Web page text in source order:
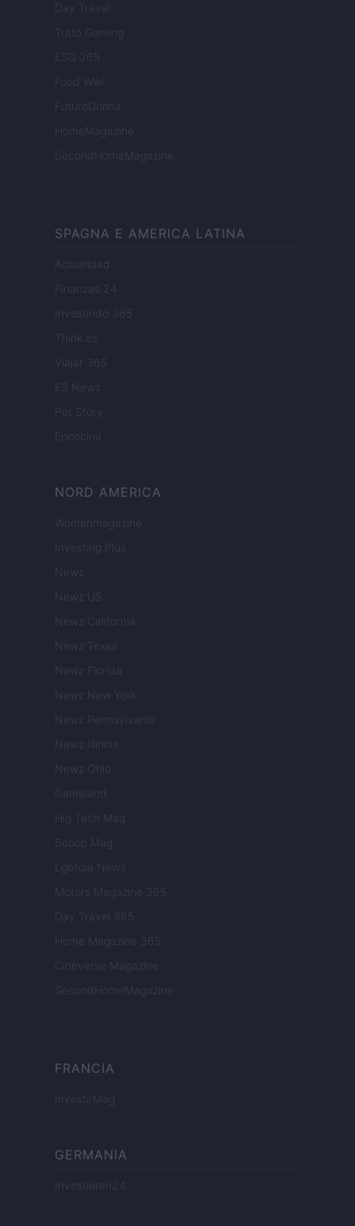
Day Travel
Tutto Gaming
ESG 365
Food Wiki
FuturoDonna
HomeMagazine
SecondHomeMagazine
SPAGNA E AMERICA LATINA
Actualidad
Finanzas 24
Investindo 365
Think.es
Viajar 365
ES Newz
Pet Story
Encocina
NORD AMERICA
Womanmagazine
Investing Plus
Newz
Newz US
Newz California
Newz Texas
Newz Florida
Newz New York
Newz Pennsylvania
Newz Illinois
Newz Ohio
Gameland
Hig Tech Mag
Scoop Mag
Lgbtqia News
Motors Magazine 365
Day Travel 365
Home Magazine 365
Cineverse Magazine
SecondHomeMagazine
FRANCIA
InvestirMag
GERMANIA
Investieren24